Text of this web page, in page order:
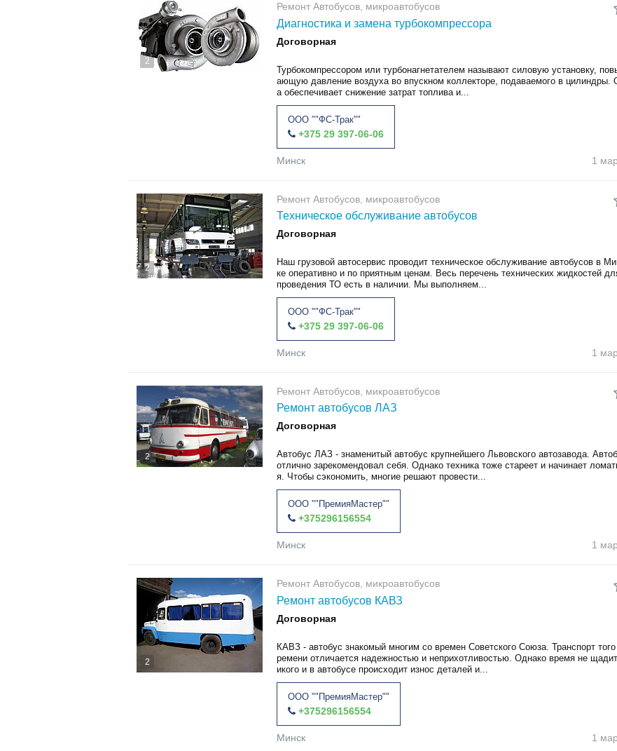
2
Ремонт Автобусов, микроавтобусов
Диагностика и замена турбокомпрессора
Договорная
Турбокомпрессором или турбонагнетателем называют силовую установку,
ающую давление воздуха во впускном коллекторе, подаваемого в цилиндры.
а обеспечивает снижение затрат топлива и...
ООО ""ФС-Трак""
+375 29 397-06-06
Минск 1
2
Ремонт Автобусов, микроавтобусов
Техническое обслуживание автобусов
Договорная
Наш грузовой автосервис проводит техническое обслуживание автобусов в
ке оперативно и по приятным ценам. Весь перечень технических жидкостей
проведения ТО есть в наличии. Мы выполняем...
ООО ""ФС-Трак""
+375 29 397-06-06
Минск 1
2
Ремонт Автобусов, микроавтобусов
Ремонт автобусов ЛАЗ
Договорная
Автобус ЛАЗ - знаменитый автобус крупнейшего Львовского автозавода.
отлично зарекомендовал себя. Однако техника тоже стареет и начинает
я. Чтобы сэкономить, многие решают провести...
ООО ""ПремияМастер""
+375296156554
Минск 1
2
Ремонт Автобусов, микроавтобусов
Ремонт автобусов КАВЗ
Договорная
КАВЗ - автобус знакомый многим со времен Советского Союза. Транспорт
ремени отличается надежностью и неприхотливостью. Однако время не
икого и в автобусе происходит износ деталей и...
ООО ""ПремияМастер""
+375296156554
Минск 1